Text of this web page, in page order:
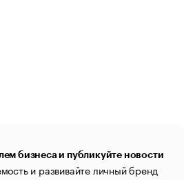
бизнеса и публикуйте новости
и развивайте личный бренд